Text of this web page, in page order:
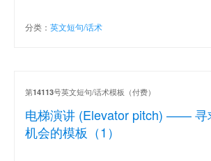
分类： 英文短句/话术
电梯演讲 (Elevator pitch) —— 寻
机会的模板（1）
第14113号英文短句/话术模板（付费）